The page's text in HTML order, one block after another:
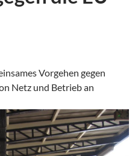
Vorgehen gegen
Netz und Betrieb an